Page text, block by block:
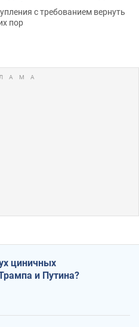
с требованием вернуть
пор
циничных
и Путина?